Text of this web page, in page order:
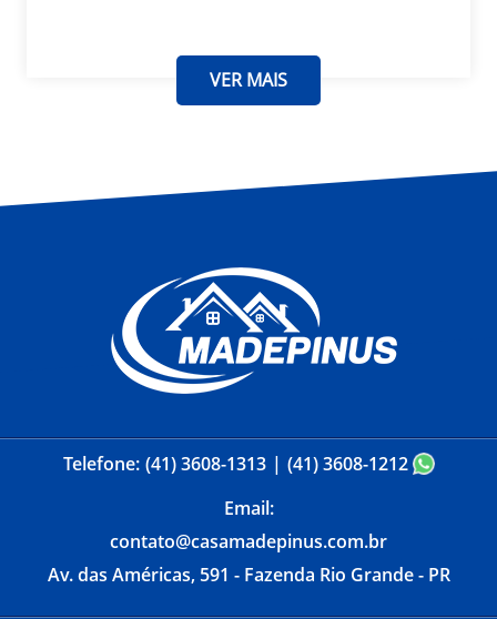
VER MAIS
Telefone: (41) 3608-1313
(41) 3608-1212
Email:
contato@casamadepinus.com.br
Av. das Américas, 591 - Fazenda Rio Grande - PR